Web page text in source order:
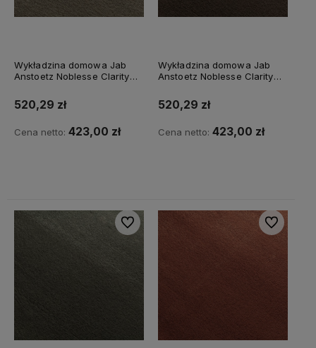
Wykładzina domowa Jab
Anstoetz Noblesse Clarity
520,29 zł
Cena netto: 423,00 zł
Wykładzina domowa Jab
Anstoetz Noblesse Clarity
520,29 zł
Cena netto: 423,00 zł
Do ulubionych Do